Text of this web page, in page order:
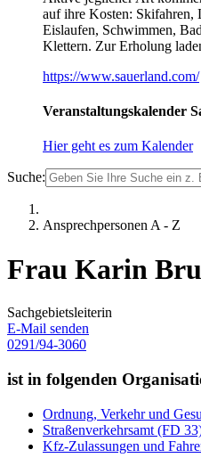
auf ihre Kosten: Skifahren,
Eislaufen, Schwimmen,
Klettern. Zur Erholung
https://www.sauerland.com/
Veranstaltungskalender
Hier geht es zum Kalender
Suche:
Ansprechpersonen A - Z
Frau Karin
Sachgebietsleiterin
E-Mail senden
0291/94-3060
ist in folgenden
Ordnung, Verkehr und
Straßenverkehrsamt (FD
Kfz-Zulassungen und